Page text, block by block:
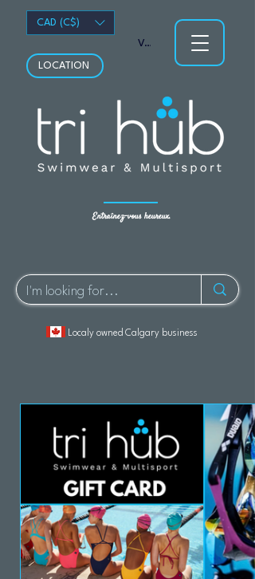
Entraînez-vous heureux.
LOCATION
Localy owned Calgary business
Voir les points
CAD (C$)